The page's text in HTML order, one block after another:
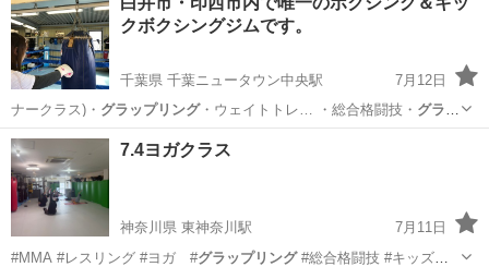
クボクシングジムです。
千葉県 千葉ニュータウン中央駅
7月12日
ナークラス)・ グラップリング・ウェイトトレ… ・総合格闘技・ グラッ
プリング・ウェイトトレ…
千葉 白井市 千葉ニュータウン中央駅
キックボクシング
7.4ヨガクラス
神奈川県 東神奈川駅
7月11日
#MMA #レスリング #ヨガ #グラップリング#総合格闘技 #キッズレ